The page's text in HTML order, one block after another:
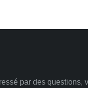
par des questions,